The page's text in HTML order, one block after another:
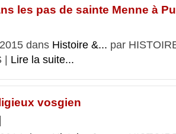
les pas de sainte Menne à
dans Histoire &... par
| Lire la suite...
vosgien